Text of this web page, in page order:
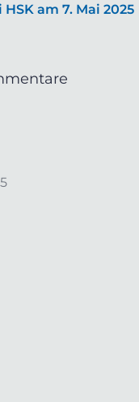
am 7. Mai 2025